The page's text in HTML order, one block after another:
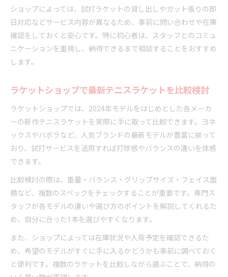
ラケットショップの長期メンテナンスサービスと
は
ラケットショップ活用でギア寿命を延ばす方法
初心者も安心のラケットショップ相談活用法
サポート
ラケットショップで体験できるマンツーマンアド
バイス
ラケットショップとオンライン相談の賢い併用術
ショップによっては、試打ラケットの貸し出しやガット張りの即
日対応などサービス内容が異なるため、事前に問い合わせや在庫
確認をしておくと安心です。特に初心者は、スタッフとのコミュ
ニケーションを重視し、納得できるまで相談することをおすすめ
します。
ラケットショップで最新テニスラケットを比較検討
ラケットショップでは、2024年モデルをはじめとした各メーカ
ーの新作テニスラケットを実際に手に取って比較できます。ヨネ
ックスやバボラなど、人気ブランドの最新モデルが豊富に揃って
おり、試打サービスを活用すれば打球感やバランスの違いを体感
できます。
比較検討の際は、重量・バランス・グリップサイズ・フェイス面
積など、複数のスペックをチェックすることが重要です。専門ス
タッフが各モデルの違いや選び方のポイントを解説してくれるた
め、自分に合った1本を選びやすくなります。
また、ショップによっては在庫状況や入荷予定を確認できるた
め、希望のモデルがすぐに手に入るかどうかも事前に調べておく
と便利です。複数のラケットを比較しながら選ぶことで、納得の